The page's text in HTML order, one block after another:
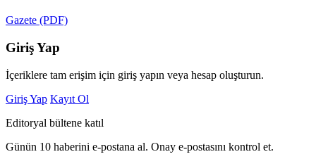
Gazete (PDF)
Giriş Yap
İçeriklere tam erişim için giriş yapın veya hesap oluşturun.
Giriş Yap Kayıt Ol
Editoryal bültene katıl
Günün 10 haberini e-postana al. Onay e-postasını kontrol et.